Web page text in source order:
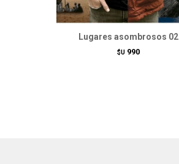
Lugares asombrosos 02
$U 990